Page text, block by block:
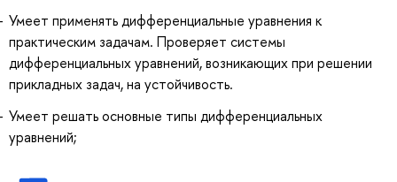
Умеет применять дифференциальные уравнения к
практическим задачам. Проверяет системы
дифференциальных уравнений, возникающих при решении
прикладных задач, на устойчивость.
Умеет решать основные типы дифференциальных
уравнений;